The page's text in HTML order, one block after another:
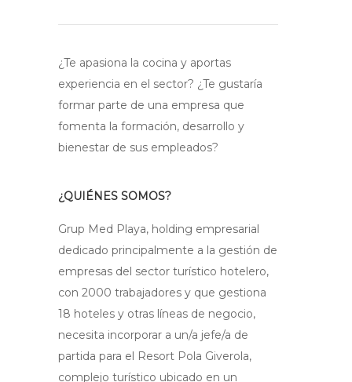
¿Te apasiona la cocina y aportas
experiencia en el sector? ¿Te gustaría
formar parte de una empresa que
fomenta la formación, desarrollo y
bienestar de sus empleados?
¿QUIÉNES SOMOS?
Grup Med Playa, holding empresarial
dedicado principalmente a la gestión de
empresas del sector turístico hotelero,
con 2000 trabajadores y que gestiona
18 hoteles y otras líneas de negocio,
necesita incorporar a un/a jefe/a de
partida para el Resort Pola Giverola,
complejo turístico ubicado en un